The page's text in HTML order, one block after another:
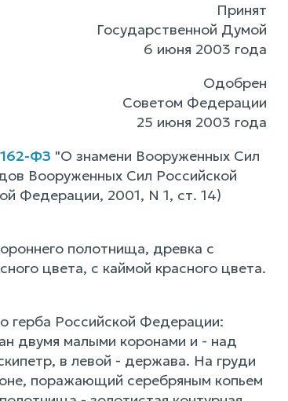
Принят
Государственной Думой
6 июня 2003 года
Одобрен
Советом Федерации
25 июня 2003 года
ФЗ "О знамени Вооруженных Сил
Вооруженных Сил Российской
Федерации, 2001, N 1, ст. 14)
полотнища, древка с
цвета, с каймой красного цвета.
герба Российской Федерации:
двумя малыми коронами и - над
в левой - держава. На груди
поражающий серебряным копьем